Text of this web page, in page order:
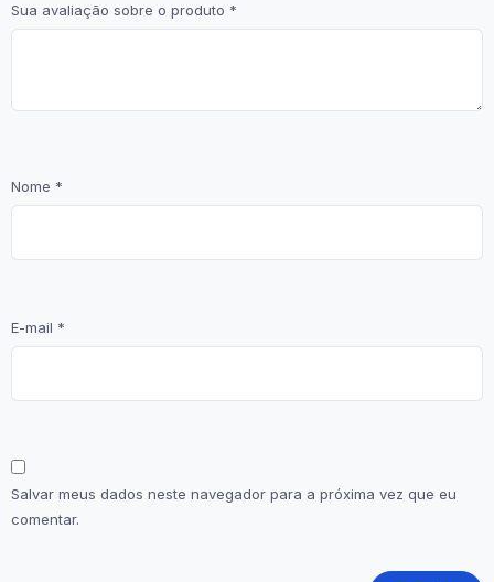
Sua avaliação sobre o produto *
Nome *
E-mail *
Salvar meus dados neste navegador para a próxima vez que eu
comentar.